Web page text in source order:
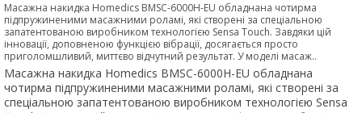
Масажна накидка Homedics BMSC-6000H-EU обладнана чотирма
підпружиненими масажними роламі, які створені за спеціальною
запатентованою виробником технологією Sensa Touch. Завдяки цій
інновації, доповненою функцією вібрації, досягається просто
приголомшливий, миттєво відчутний результат. У моделі масаж..
Масажна накидка Homedics BMSC-6000H-EU обладнана
чотирма підпружиненими масажними роламі, які створені за
спеціальною запатентованою виробником технологією Sensa